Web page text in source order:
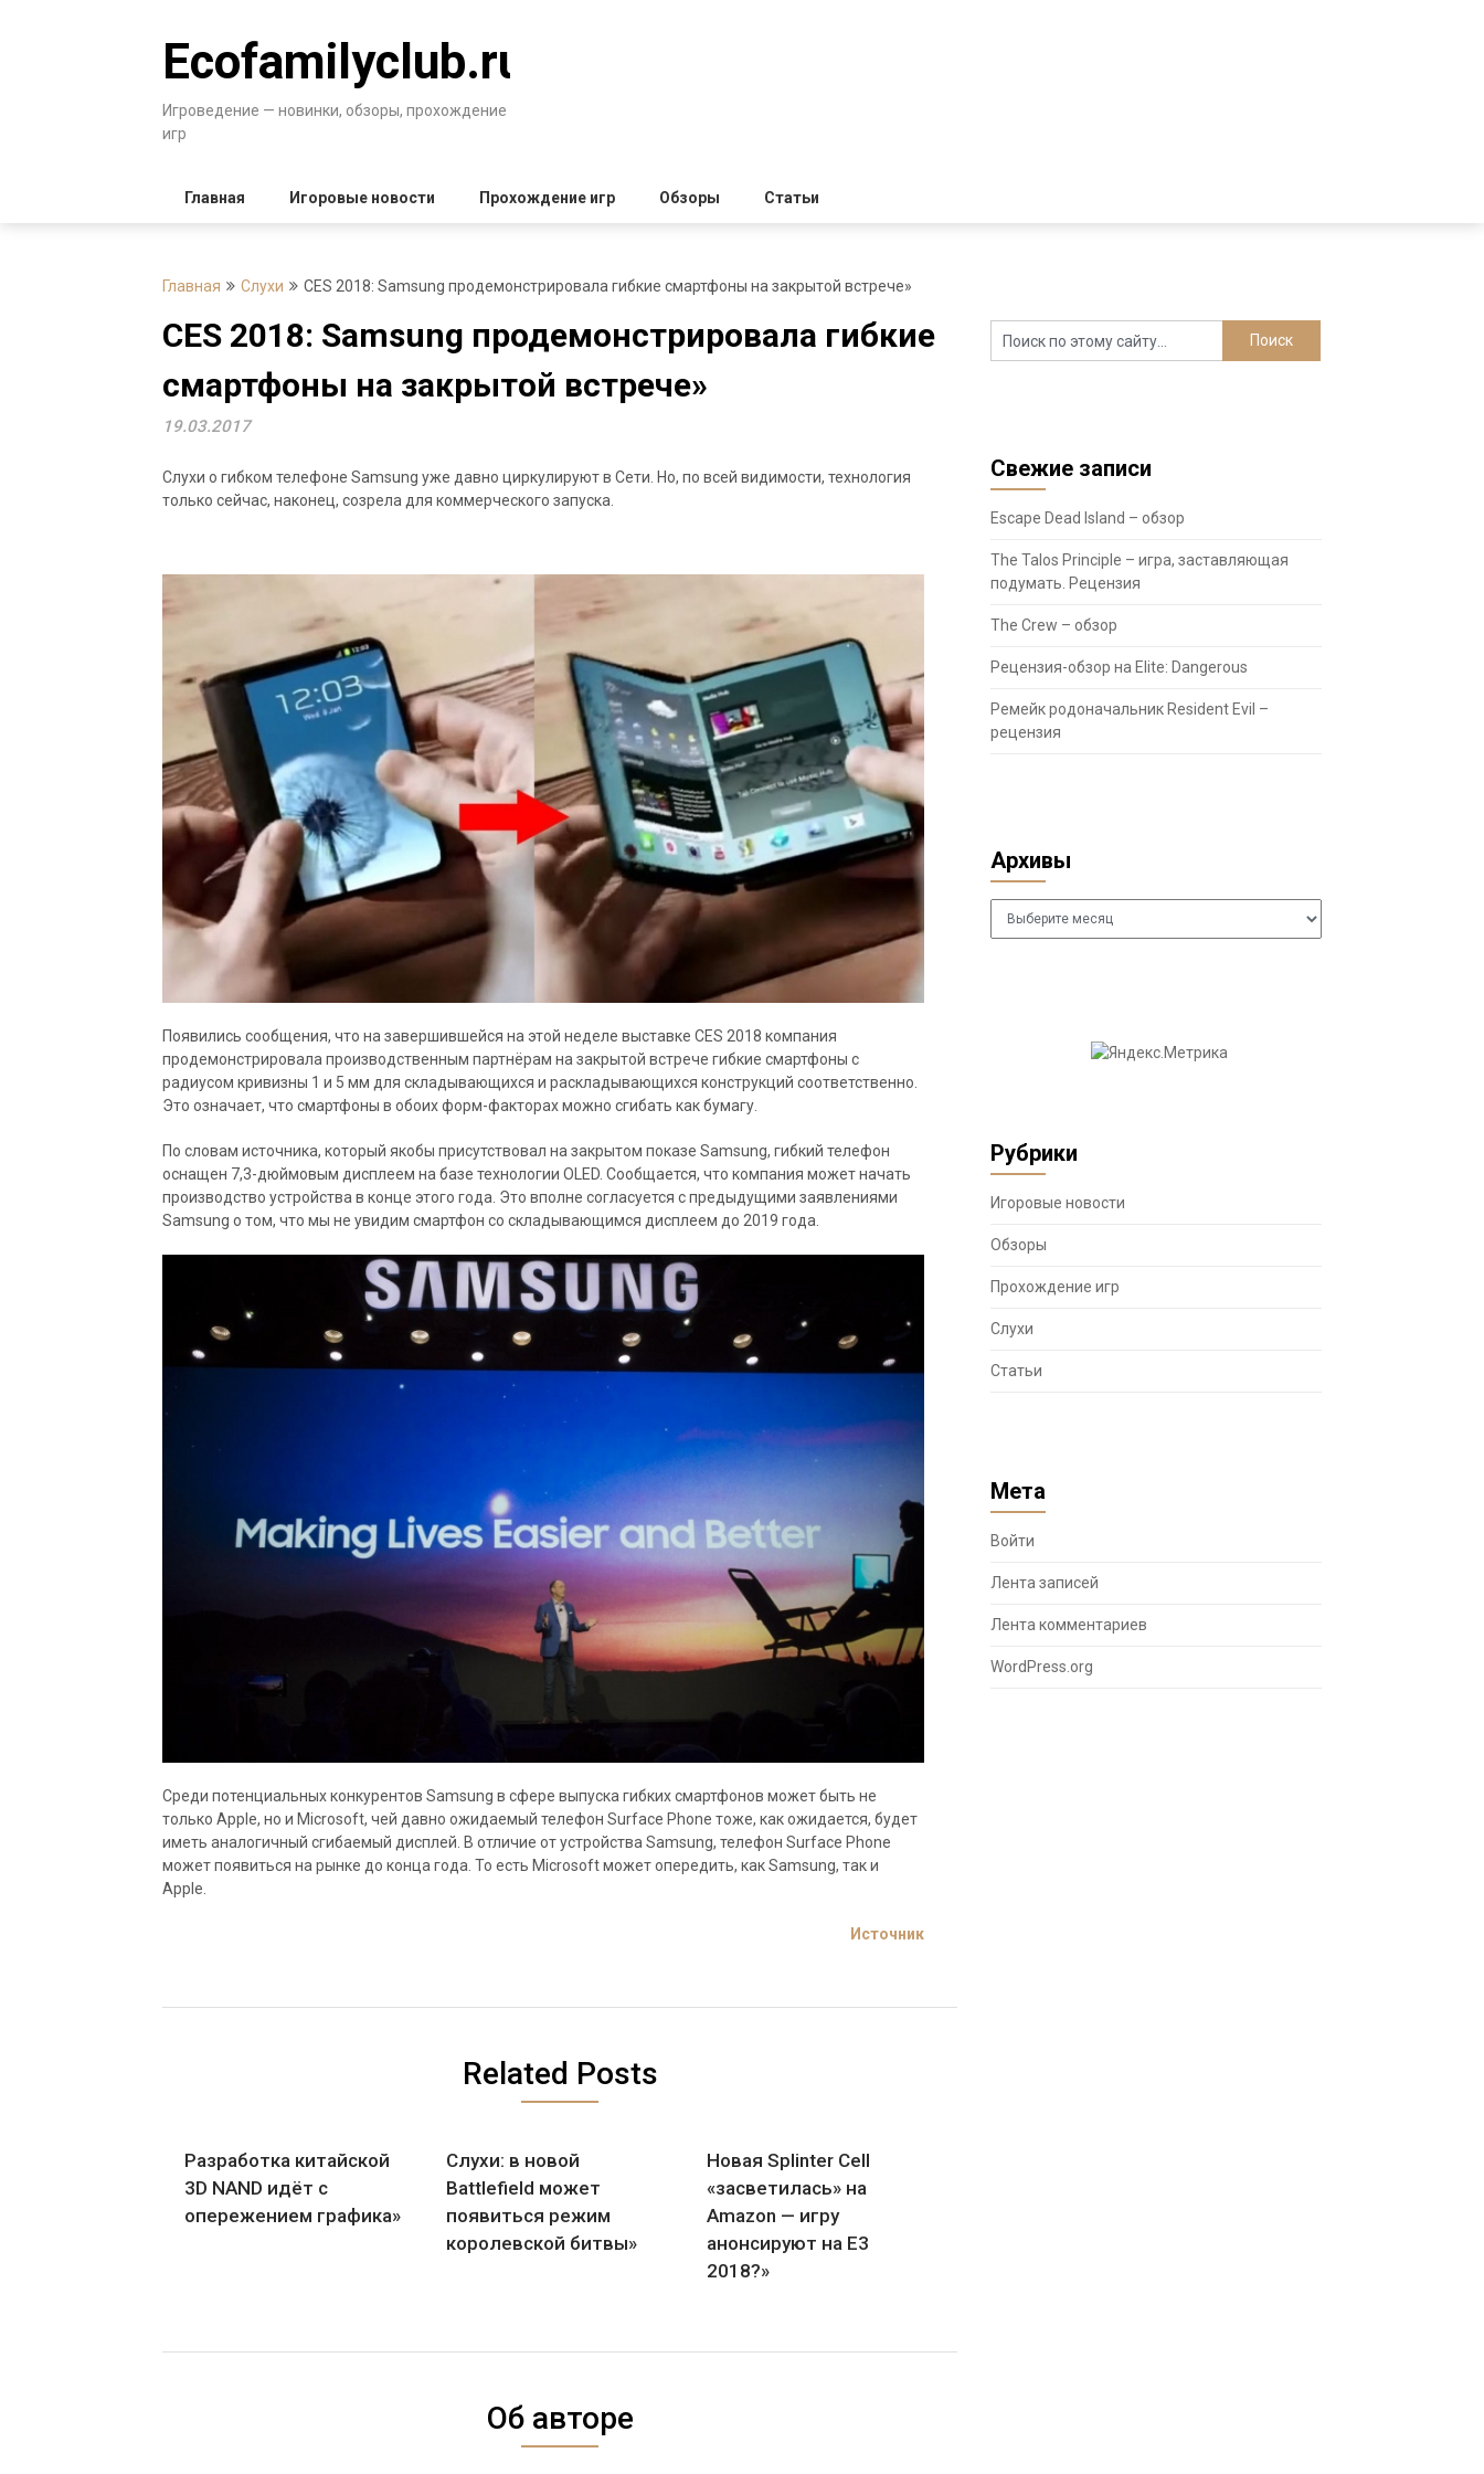
Ecofamilyclub.ru
Игроведение — новинки, обзоры, прохождение
игр
Главная Игоровые новости Прохождение игр Обзоры Статьи
Главная Слухи CES 2018: Samsung продемонстрировала гибкие смартфоны на закрытой встрече»
CES 2018: Samsung продемонстрировала гибкие
смартфоны на закрытой встрече»
19.03.2017
Слухи о гибком телефоне Samsung уже давно циркулируют в Сети. Но, по всей видимости, технология
только сейчас, наконец, созрела для коммерческого запуска.
Появились сообщения, что на завершившейся на этой неделе выставке CES 2018 компания
продемонстрировала производственным партнёрам на закрытой встрече гибкие смартфоны с
радиусом кривизны 1 и 5 мм для складывающихся и раскладывающихся конструкций соответственно.
Это означает, что смартфоны в обоих форм-факторах можно сгибать как бумагу.
По словам источника, который якобы присутствовал на закрытом показе Samsung, гибкий телефон
оснащен 7,3-дюймовым дисплеем на базе технологии OLED. Сообщается, что компания может начать
производство устройства в конце этого года. Это вполне согласуется с предыдущими заявлениями
Samsung о том, что мы не увидим смартфон со складывающимся дисплеем до 2019 года.
Среди потенциальных конкурентов Samsung в сфере выпуска гибких смартфонов может быть не
только Apple, но и Microsoft, чей давно ожидаемый телефон Surface Phone тоже, как ожидается, будет
иметь аналогичный сгибаемый дисплей. В отличие от устройства Samsung, телефон Surface Phone
может появиться на рынке до конца года. То есть Microsoft может опередить, как Samsung, так и
Apple.
Источник
Related Posts
Разработка китайской
3D NAND идёт с
опережением графика»
Слухи: в новой
Battlefield может
появиться режим
королевской битвы»
Новая Splinter Cell
«засветилась» на
Amazon — игру
анонсируют на Е3
2018?»
Об авторе
Свежие записи
Escape Dead Island – обзор
The Talos Principle – игра, заставляющая
подумать. Рецензия
The Crew – обзор
Рецензия-обзор на Elite: Dangerous
Ремейк родоначальник Resident Evil –
рецензия
Архивы
Архивы
Рубрики
Игоровые новости
Обзоры
Прохождение игр
Слухи
Статьи
Мета
Войти
Лента записей
Лента комментариев
WordPress.org